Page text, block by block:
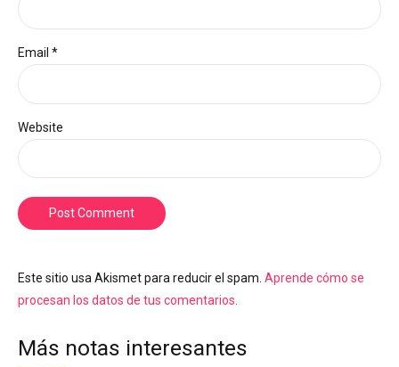
Email *
Website
Post Comment
Este sitio usa Akismet para reducir el spam. Aprende cómo se
procesan los datos de tus comentarios.
Más notas interesantes